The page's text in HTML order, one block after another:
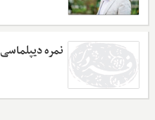
نمره دیپلماسی